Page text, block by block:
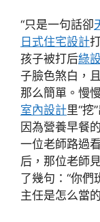
“只是一句話卻
日式住宅設計
孩子被打后綠
子臉色煞白，
那么簡單。慢慢
室內設計里“挖
因為營養早餐
一位老師路過
后，那位老師
了幾句：“你們
主任是怎么當